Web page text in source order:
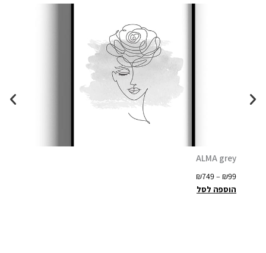
ALMA grey
₪99
–
₪749
הוספה לסל